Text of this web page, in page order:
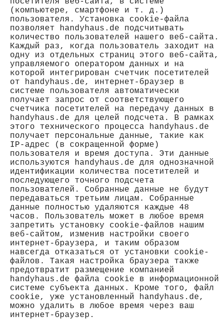
(компьютере, смартфоне и т. д.)
пользователя. Установка cookie-файла
позволяет handyhaus.de подсчитывать
количество пользователей нашего веб-сайта.
Каждый раз, когда пользователь заходит на
одну из отдельных страниц этого веб-сайта,
управляемого оператором данных и на
которой интегрирован счетчик посетителей
от handyhaus.de, интернет-браузер в
системе пользователя автоматически
получает запрос от соответствующего
счетчика посетителей на передачу данных в
handyhaus.de для целей подсчета. В рамках
этого технического процесса handyhaus.de
получает персональные данные, такие как
IP-адрес (в сокращенной форме)
пользователя и время доступа. Эти данные
используются handyhaus.de для однозначной
идентификации количества посетителей и
последующего точного подсчета
пользователей. Собранные данные не будут
передаваться третьим лицам. Собранные
данные полностью удаляются каждые 48
часов. Пользователь может в любое время
запретить установку cookie-файлов нашим
веб-сайтом, изменив настройки своего
интернет-браузера, и таким образом
навсегда отказаться от установки cookie-
файлов. Такая настройка браузера также
предотвратит размещение компанией
handyhaus.de файла cookie в информационной
системе субъекта данных. Кроме того, файл
cookie, уже установленный handyhaus.de,
можно удалить в любое время через ваш
интернет-браузер.